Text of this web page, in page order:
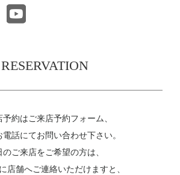
RESERVATION
予約はご来店予約フォーム、
電話にてお問い合わせ下さい。
のご来店をご希望の方は、
店舗へご連絡いただけますと、